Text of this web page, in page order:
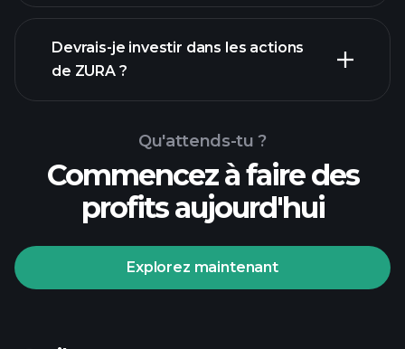
rapports financiers
Tournois Playtrade
Devrais-je investir dans les actions
de ZURA ?
Qu'attends-tu ?
Commencez à faire des
profits aujourd'hui
Explorez maintenant